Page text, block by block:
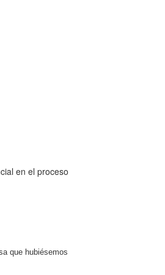
en el proceso
que hubiésemos